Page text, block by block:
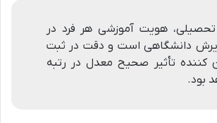
هویت آموزشی هر فرد در
دانشگاهی است و دقت در ثبت
کننده تأثیر صحیح معدل در رتبه
بود.